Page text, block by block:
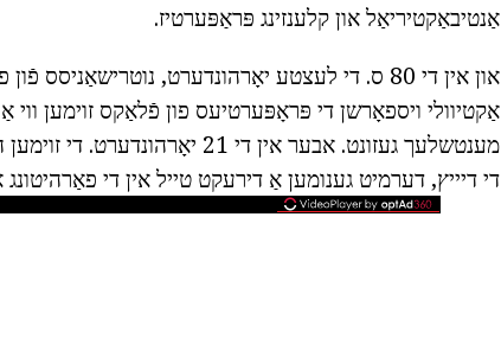
אַנטיבאַקטיריאַל און קלענזינג פּראַפּערטיז.
און אין די 80 ס. די לעצטע יאָרהונדערט,
אַקטיוולי ויספאָרשן די פּראָפּערטיעס פון פֿלאַקס זוימען
מענטשלעך געזונט. אבער אין די
די דיייץ, דערמיט גענומען אַ דירעקט טייל אין די